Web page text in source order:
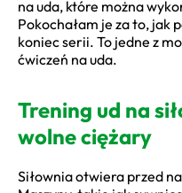
na uda, które można
Pokochałam je za to, jak
koniec serii. To jedne z
ćwiczeń na uda.
Trening ud na
wolne ciężary
Siłownia otwiera przed